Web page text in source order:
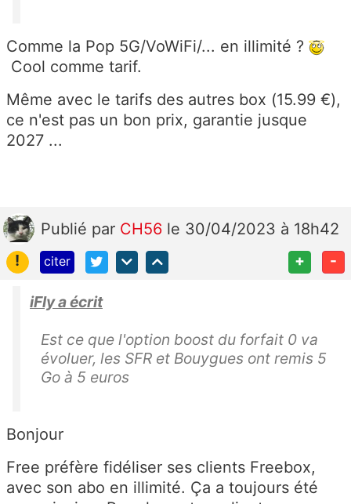
Comme la Pop 5G/VoWiFi/... en illimité ?
Cool comme tarif.
Même avec le tarifs des autres box (15.99 €),
ce n'est pas un bon prix, garantie jusque
2027 ...
Publié par CH56 le 30/04/2023 à 18h42
!
citer + -
iFly a écrit
Est ce que l'option boost du forfait 0 va
évoluer, les SFR et Bouygues ont remis 5
Go à 5 euros
Bonjour
Free préfère fidéliser ses clients Freebox,
avec son abo en illimité. Ça a toujours été